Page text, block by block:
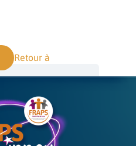
Retour à